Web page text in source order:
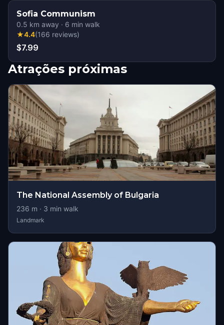
Sofia Communism
0.5 km away · 6 min walk
★4.4(166 reviews)
$7.99
Atrações próximas
The National Assembly of Bulgaria
236 m · 3 min walk
Landmark